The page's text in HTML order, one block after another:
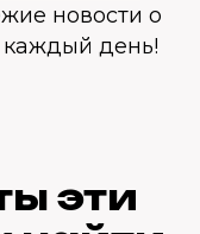
новости о
день!
эти